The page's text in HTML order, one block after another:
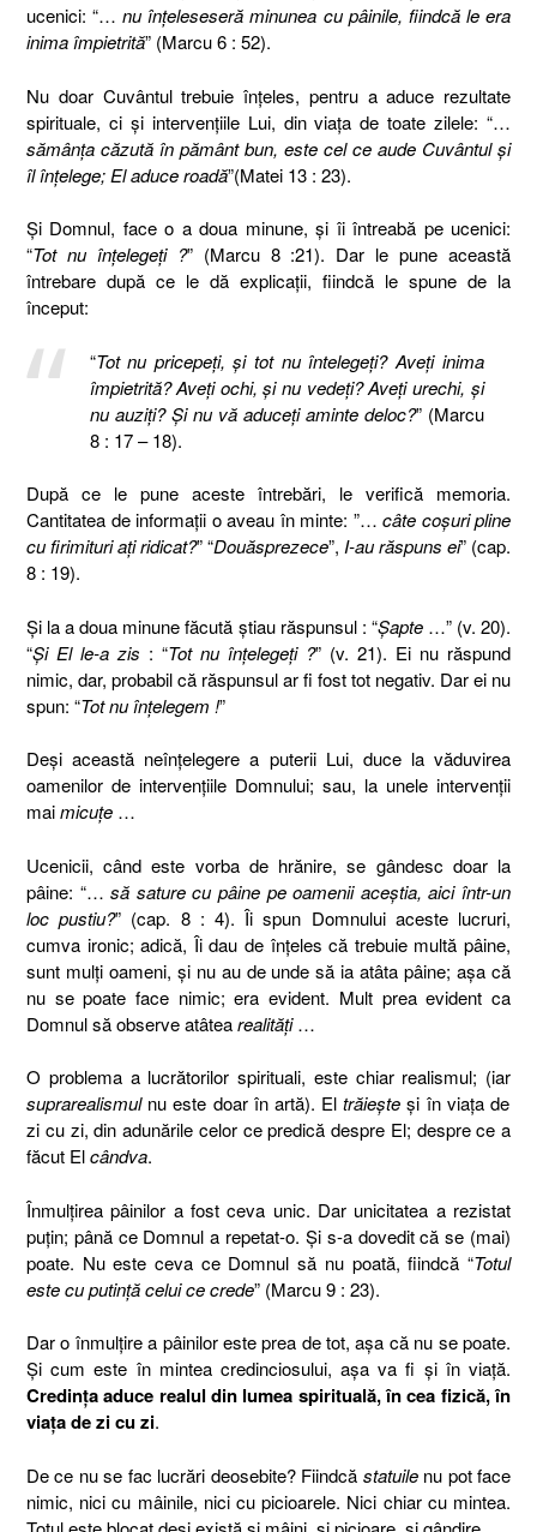
ucenici: “…nu înţeleseseră minunea cu pâinile, fiindcă le era
inima împietrită” (Marcu 6 : 52).
Nu doar Cuvântul trebuie înţeles, pentru a aduce rezultate
spirituale, ci şi intervenţiile Lui, din viaţa de toate zilele: “…
sămânţa căzută în pământ bun, este cel ce aude Cuvântul şi
îl înţelege; El aduce roadă”(Matei 13 : 23).
Şi Domnul, face o a doua minune, şi îi întreabă pe ucenici:
“Tot nu înţelegeţi ?” (Marcu 8 :21). Dar le pune această
întrebare după ce le dă explicaţii, fiindcă le spune de la
început:
“Tot nu pricepeţi, şi tot nu întelegeţi? Aveţi inima
împietrită? Aveţi ochi, şi nu vedeţi? Aveţi urechi, şi
nu auziţi? Şi nu vă aduceţi aminte deloc?” (Marcu
8 : 17 – 18).
După ce le pune aceste întrebări, le verifică memoria.
Cantitatea de informaţii o aveau în minte: ”… câte coşuri pline
cu firimituri aţi ridicat?” “Douăsprezece”, I-au răspuns ei” (cap.
8 : 19).
Şi la a doua minune făcută ştiau răspunsul : “Şapte…” (v. 20).
“Şi El le-a zis : “Tot nu înţelegeţi ?” (v. 21). Ei nu răspund
nimic, dar, probabil că răspunsul ar fi fost tot negativ. Dar ei nu
spun: “Tot nu înţelegem !”
Deşi această neînţelegere a puterii Lui, duce la văduvirea
oamenilor de intervenţiile Domnului; sau, la unele intervenţii
maimicuţe …
Ucenicii, când este vorba de hrănire, se gândesc doar la
pâine: “… să sature cu pâine pe oamenii aceştia, aici într-un
loc pustiu?” (cap. 8 : 4). Îi spun Domnului aceste lucruri,
cumva ironic; adică, Îi dau de înţeles că trebuie multă pâine,
sunt mulţi oameni, şi nu au de unde să ia atâta pâine; aşa că
nu se poate face nimic; era evident. Mult prea evident ca
Domnul să observe atâtearealităţi…
O problema a lucrătorilor spirituali, este chiar realismul; (iar
suprarealismulnu este doar în artă). Eltrăieşte şi în viaţa de
zi cu zi, din adunările celor ce predică despre El; despre ce a
făcut Elcândva.
Înmulţirea pâinilor a fost ceva unic. Dar unicitatea a rezistat
puţin; până ce Domnul a repetat-o. Şi s-a dovedit că se (mai)
poate. Nu este ceva ce Domnul să nu poată, fiindcă “Totul
este cu putinţă celui ce crede” (Marcu 9 : 23).
Dar o înmulţire a pâinilor este prea de tot, aşa că nu se poate.
Şi cum este în mintea credinciosului, aşa va fi şi în viaţă.
Credinţa aduce realul din lumea spirituală, în cea fizică, în
viaţa de zi cu zi.
De ce nu se fac lucrări deosebite? Fiindcă statuilenu pot face
nimic, nici cu mâinile, nici cu picioarele. Nici chiar cu mintea.